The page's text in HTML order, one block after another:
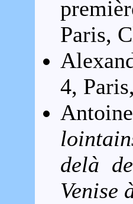
Paris,
4,
delà
Venise